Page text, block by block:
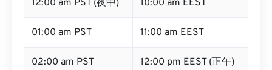
12:00 am PST (夜中) 10:00 am EEST
01:00 am PST 11:00 am EEST
02:00 am PST 12:00 pm EEST (正午)